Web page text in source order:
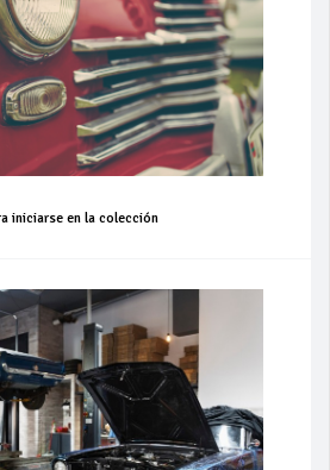
iniciarse en la colección